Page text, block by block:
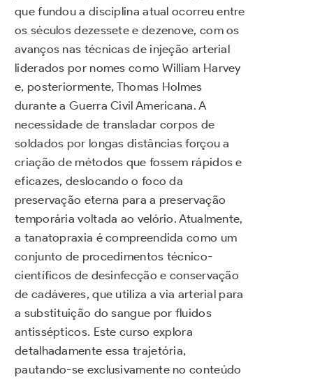
que fundou a disciplina atual ocorreu entre
os séculos dezessete e dezenove, com os
avanços nas técnicas de injeção arterial
liderados por nomes como William Harvey
e, posteriormente, Thomas Holmes
durante a Guerra Civil Americana. A
necessidade de transladar corpos de
soldados por longas distâncias forçou a
criação de métodos que fossem rápidos e
eficazes, deslocando o foco da
preservação eterna para a preservação
temporária voltada ao velório. Atualmente,
a tanatopraxia é compreendida como um
conjunto de procedimentos técnico-
científicos de desinfecção e conservação
de cadáveres, que utiliza a via arterial para
a substituição do sangue por fluidos
antissépticos. Este curso explora
detalhadamente essa trajetória,
pautando-se exclusivamente no conteúdo